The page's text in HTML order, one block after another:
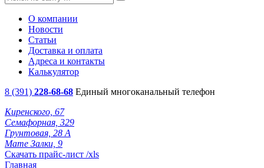
О компании
Новости
Статьи
Доставка и оплата
Адреса и контакты
Калькулятор
8 (391) 228-68-68 Единый многоканальный телефон
Киренского, 67
Семафорная, 329
Грунтовая, 28 А
Мате Залки, 9
Скачать прайс-лист /xls
Главная